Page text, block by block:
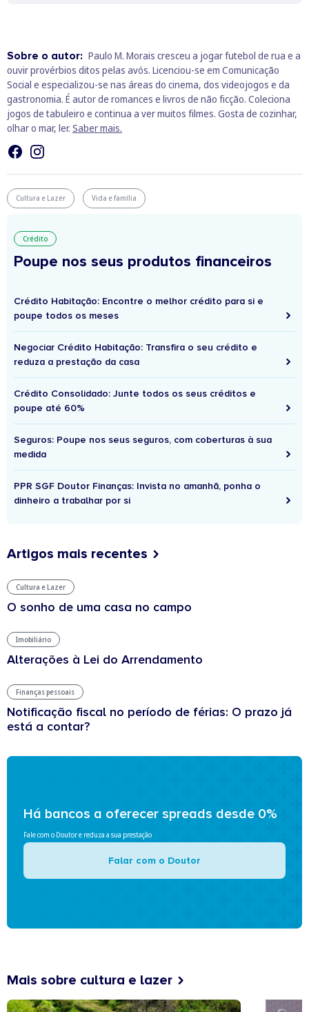
Sobre o autor: Paulo M. Morais cresceu a jogar futebol de rua e a
ouvir provérbios ditos pelas avós. Licenciou-se em Comunicação
Social e especializou-se nas áreas do cinema, dos videojogos e da
gastronomia. É autor de romances e livros de não ficção. Coleciona
jogos de tabuleiro e continua a ver muitos filmes. Gosta de cozinhar,
olhar o mar, ler. Saber mais.
Cultura e Lazer Vida e família
Crédito
Poupe nos seus produtos financeiros
Crédito Habitação: Encontre o melhor crédito para si e
poupe todos os meses
Negociar Crédito Habitação: Transfira o seu crédito e
reduza a prestação da casa
Crédito Consolidado: Junte todos os seus créditos e
poupe até 60%
Seguros: Poupe nos seus seguros, com coberturas à sua
medida
PPR SGF Doutor Finanças: Invista no amanhã, ponha o
dinheiro a trabalhar por si
Artigos mais recentes
Cultura e Lazer
O sonho de uma casa no campo
Imobiliário
Alterações à Lei do Arrendamento
Finanças pessoais
Notificação fiscal no período de férias: O prazo já
está a contar?
Há bancos a oferecer spreads desde 0%
Fale com o Doutor e reduza a sua prestação
Falar com o Doutor
Mais sobre cultura e lazer